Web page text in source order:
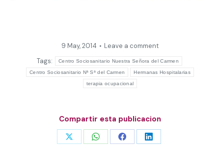
9 May, 2014
Leave a comment
Tags:
Centro Sociosanitario Nuestra Señora del Carmen
Centro Sociosanitario Nª Sª del Carmen Hermanas Hospitalarias
terapia ocupacional
Compartir esta publicacion
Share Share Share Share